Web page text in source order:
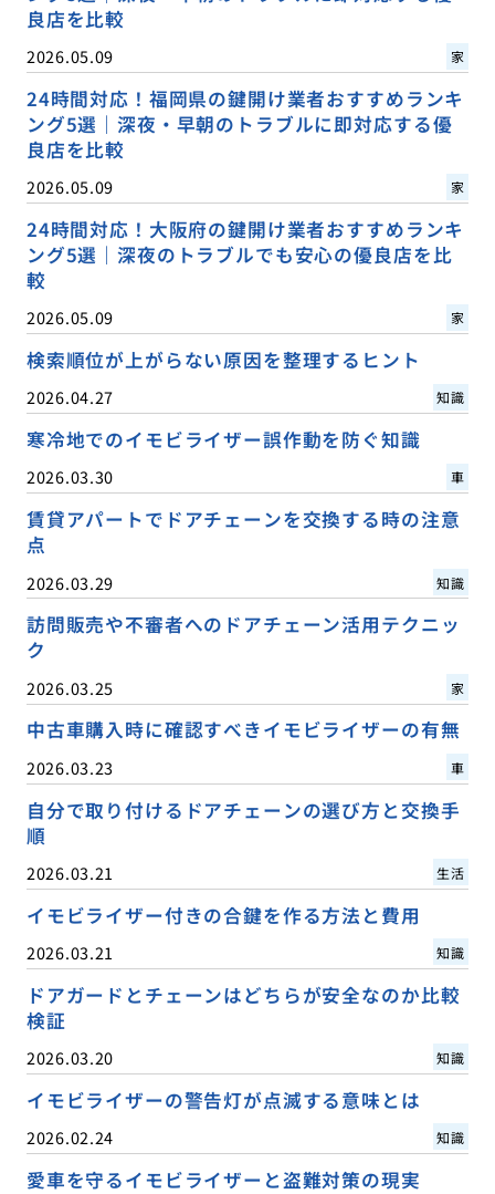
良店を比較
2026.05.09 家
24時間対応！福岡県の鍵開け業者おすすめランキ
ング5選｜深夜・早朝のトラブルに即対応する優
良店を比較
2026.05.09 家
24時間対応！大阪府の鍵開け業者おすすめランキ
ング5選｜深夜のトラブルでも安心の優良店を比
較
2026.05.09 家
検索順位が上がらない原因を整理するヒント
2026.04.27 知識
寒冷地でのイモビライザー誤作動を防ぐ知識
2026.03.30 車
賃貸アパートでドアチェーンを交換する時の注意
点
2026.03.29 知識
訪問販売や不審者へのドアチェーン活用テクニッ
ク
2026.03.25 家
中古車購入時に確認すべきイモビライザーの有無
2026.03.23 車
自分で取り付けるドアチェーンの選び方と交換手
順
2026.03.21 生活
イモビライザー付きの合鍵を作る方法と費用
2026.03.21 知識
ドアガードとチェーンはどちらが安全なのか比較
検証
2026.03.20 知識
イモビライザーの警告灯が点滅する意味とは
2026.02.24 知識
愛車を守るイモビライザーと盗難対策の現実